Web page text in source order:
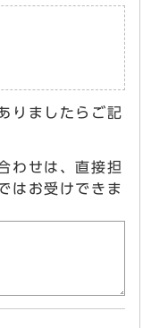
りましたらご記
わせは、直接担
はお受けできま